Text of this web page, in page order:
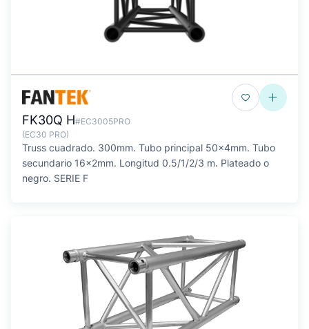
FK30Q H#EC3005PRO
(EC30 PRO)
Truss cuadrado. 300mm. Tubo principal 50x4mm. Tubo
secundario 16x2mm. Longitud 0.5/1/2/3 m. Plateado o
negro. SERIE F